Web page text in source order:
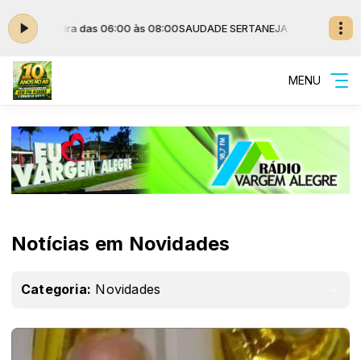
feira das 06:00 às 08:00SAUDADE SERTANEJA - LUCAS SILVA -
MENU
Notícias em Novidades
Categoria: Novidades